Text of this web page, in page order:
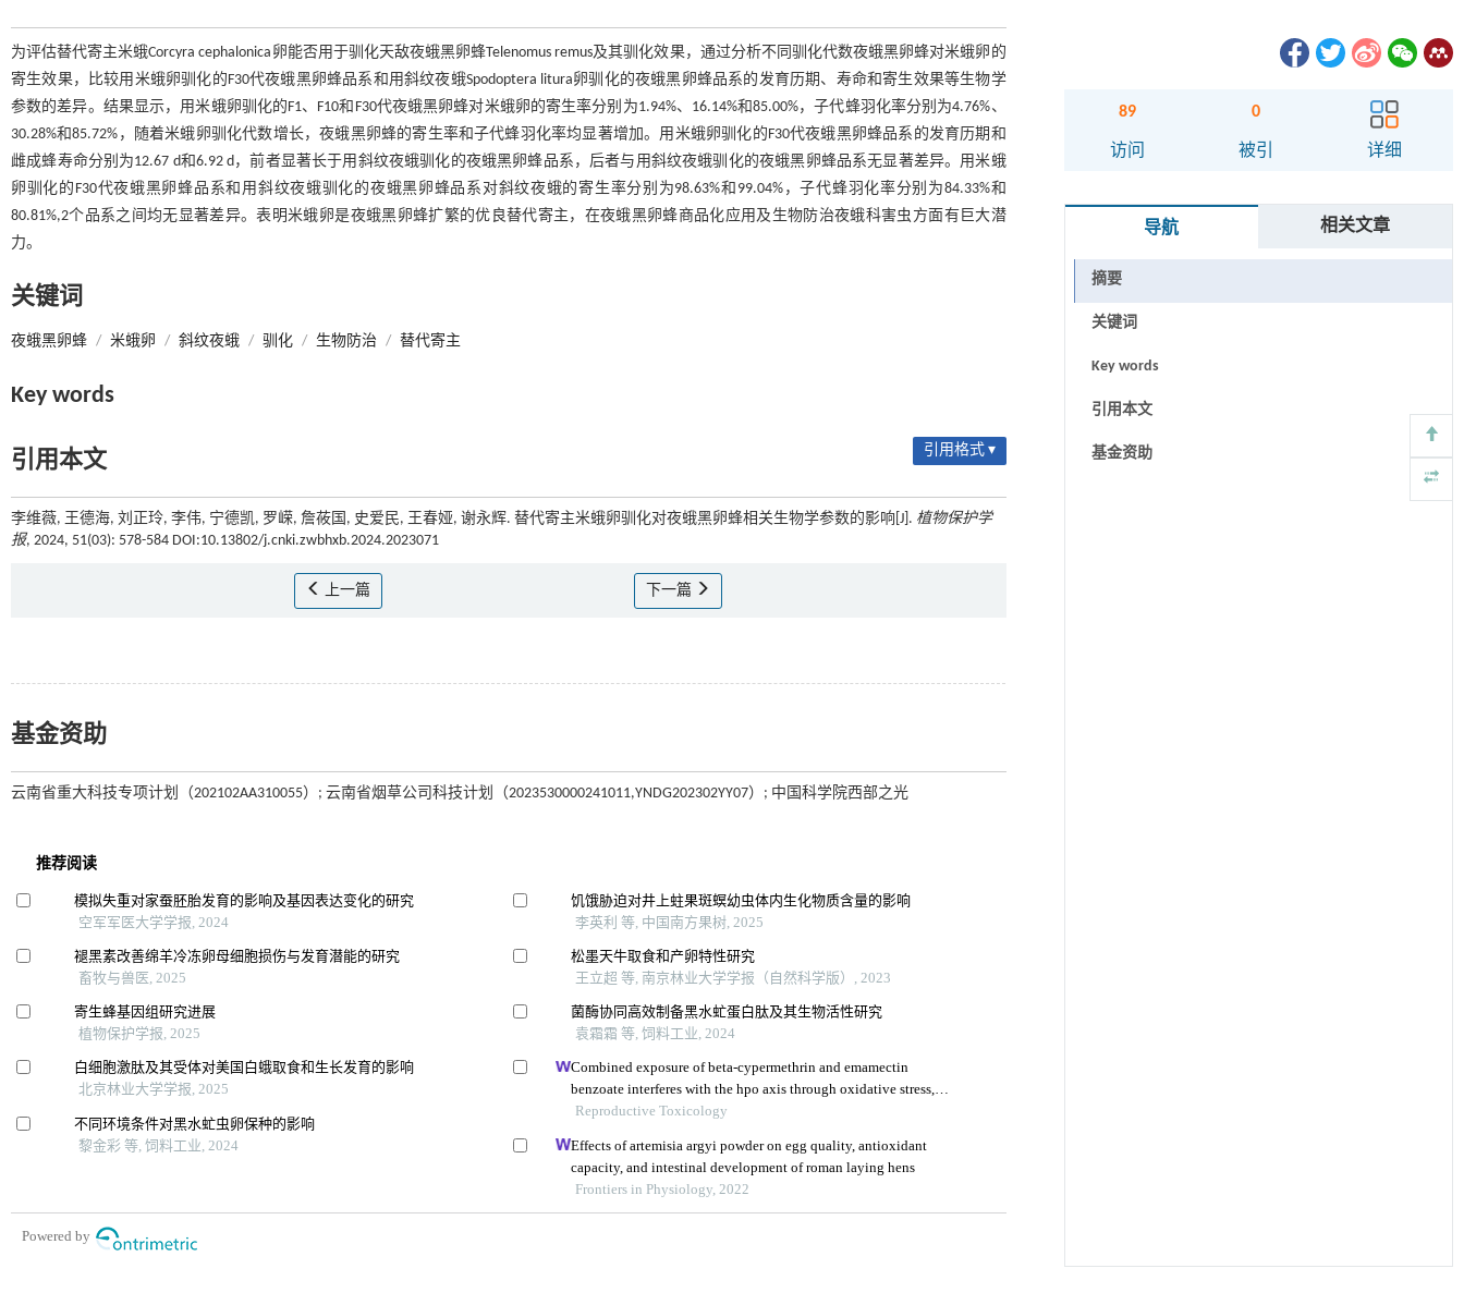
为评估替代寄主米蛾Corcyra cephalonica卵能否用于驯化天敌夜蛾黑卵蜂Telenomus remus及其驯化效果，通过分析不同驯化代数夜蛾黑卵蜂对米蛾卵的
寄生效果，比较用米蛾卵驯化的F30代夜蛾黑卵蜂品系和用斜纹夜蛾Spodoptera litura卵驯化的夜蛾黑卵蜂品系的发育历期、寿命和寄生效果等生物学
参数的差异。结果显示，用米蛾卵驯化的F1、F10和F30代夜蛾黑卵蜂对米蛾卵的寄生率分别为1.94%、16.14%和85.00%，子代蜂羽化率分别为4.76%、
30.28%和85.72%，随着米蛾卵驯化代数增长，夜蛾黑卵蜂的寄生率和子代蜂羽化率均显著增加。用米蛾卵驯化的F30代夜蛾黑卵蜂品系的发育历期和
雌成蜂寿命分别为12.67 d和6.92 d，前者显著长于用斜纹夜蛾驯化的夜蛾黑卵蜂品系，后者与用斜纹夜蛾驯化的夜蛾黑卵蜂品系无显著差异。用米蛾
卵驯化的F30代夜蛾黑卵蜂品系和用斜纹夜蛾驯化的夜蛾黑卵蜂品系对斜纹夜蛾的寄生率分别为98.63%和99.04%，子代蜂羽化率分别为84.33%和
80.81%,2个品系之间均无显著差异。表明米蛾卵是夜蛾黑卵蜂扩繁的优良替代寄主，在夜蛾黑卵蜂商品化应用及生物防治夜蛾科害虫方面有巨大潜
力。
关键词
夜蛾黑卵蜂 / 米蛾卵 / 斜纹夜蛾 / 驯化 / 生物防治 / 替代寄主
Key words
引用本文 引用格式 ▾
李维薇, 王德海, 刘正玲, 李伟, 宁德凯, 罗嵘, 詹莜国, 史爱民, 王春娅, 谢永辉. 替代寄主米蛾卵驯化对夜蛾黑卵蜂相关生物学参数的影响[J]. 植物保护学
报, 2024, 51(03): 578-584 DOI:10.13802/j.cnki.zwbhxb.2024.2023071
上一篇 下一篇
基金资助
云南省重大科技专项计划（202102AA310055）; 云南省烟草公司科技计划（2023530000241011,YNDG202302YY07）; 中国科学院西部之光
89
访问
0
被引 详细
导航 相关文章
摘要
关键词
Key words
引用本文
基金资助